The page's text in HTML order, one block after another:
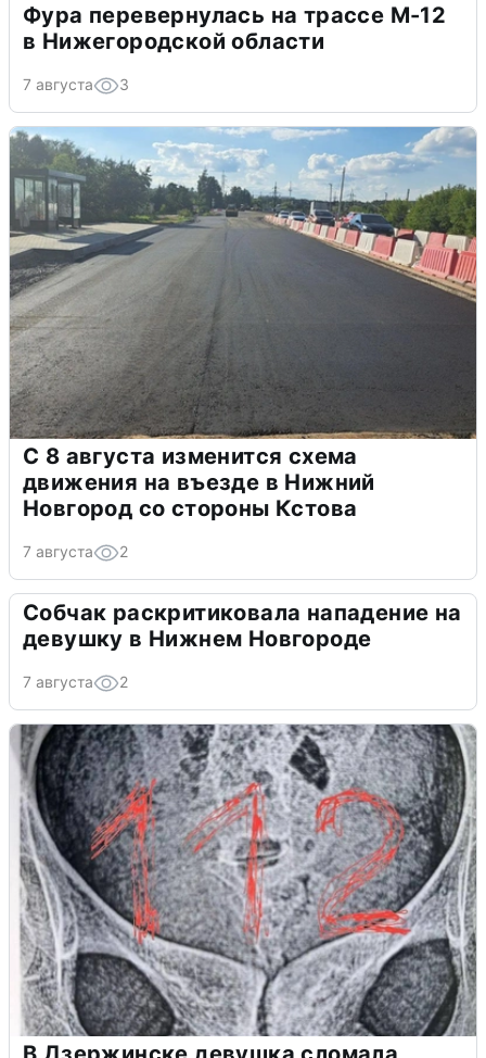
Фура перевернулась на трассе М-12
в Нижегородской области
7 августа 3
С 8 августа изменится схема
движения на въезде в Нижний
Новгород со стороны Кстова
7 августа 2
Собчак раскритиковала нападение на
девушку в Нижнем Новгороде
7 августа 2